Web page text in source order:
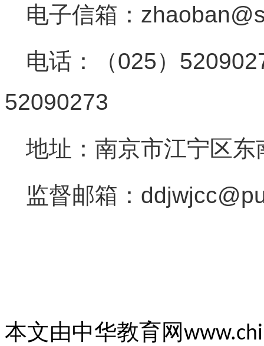
电子信箱：
电话：（025）
52090273
地址：南京市江宁区
监督邮箱：
本文由中华教育网